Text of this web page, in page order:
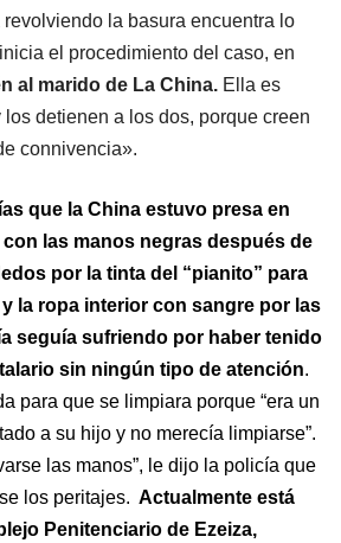
la basura encuentra lo
el procedimiento del caso, en
al marido de La China. Ella es
detienen a los dos, porque creen
connivencia».
que la China estuvo presa en
las manos negras después de
por la tinta del “pianito” para
la ropa interior con sangre por las
seguía sufriendo por haber tenido
sin ningún tipo de atención.
para que se limpiara porque “era un
a su hijo y no merecía limpiarse”.
las manos”, le dijo la policía que
los peritajes. Actualmente está
Penitenciario de Ezeiza,